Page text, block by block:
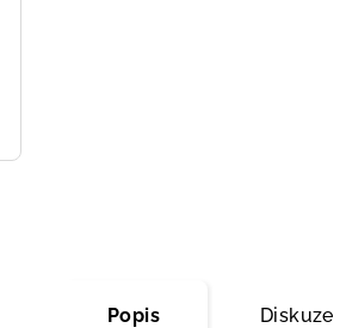
Popis Diskuze